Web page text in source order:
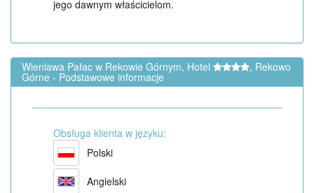
jego dawnym właścicielom.
Wieniawa Pałac w Rekowie Górnym, Hotel , Rekowo
Górne - Podstawowe informacje
Obsługa klienta w języku:
Polski
Angielski